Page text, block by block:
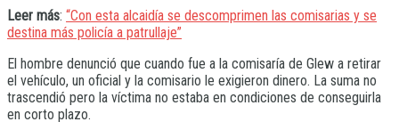
Leer más: “Con esta alcaidía se descomprimen las comisarias y se
destina más policía a patrullaje”
El hombre denunció que cuando fue a la comisaría de Glew a retirar
el vehículo, un oficial y la comisario le exigieron dinero. La suma no
trascendió pero la víctima no estaba en condiciones de conseguirla
en corto plazo.